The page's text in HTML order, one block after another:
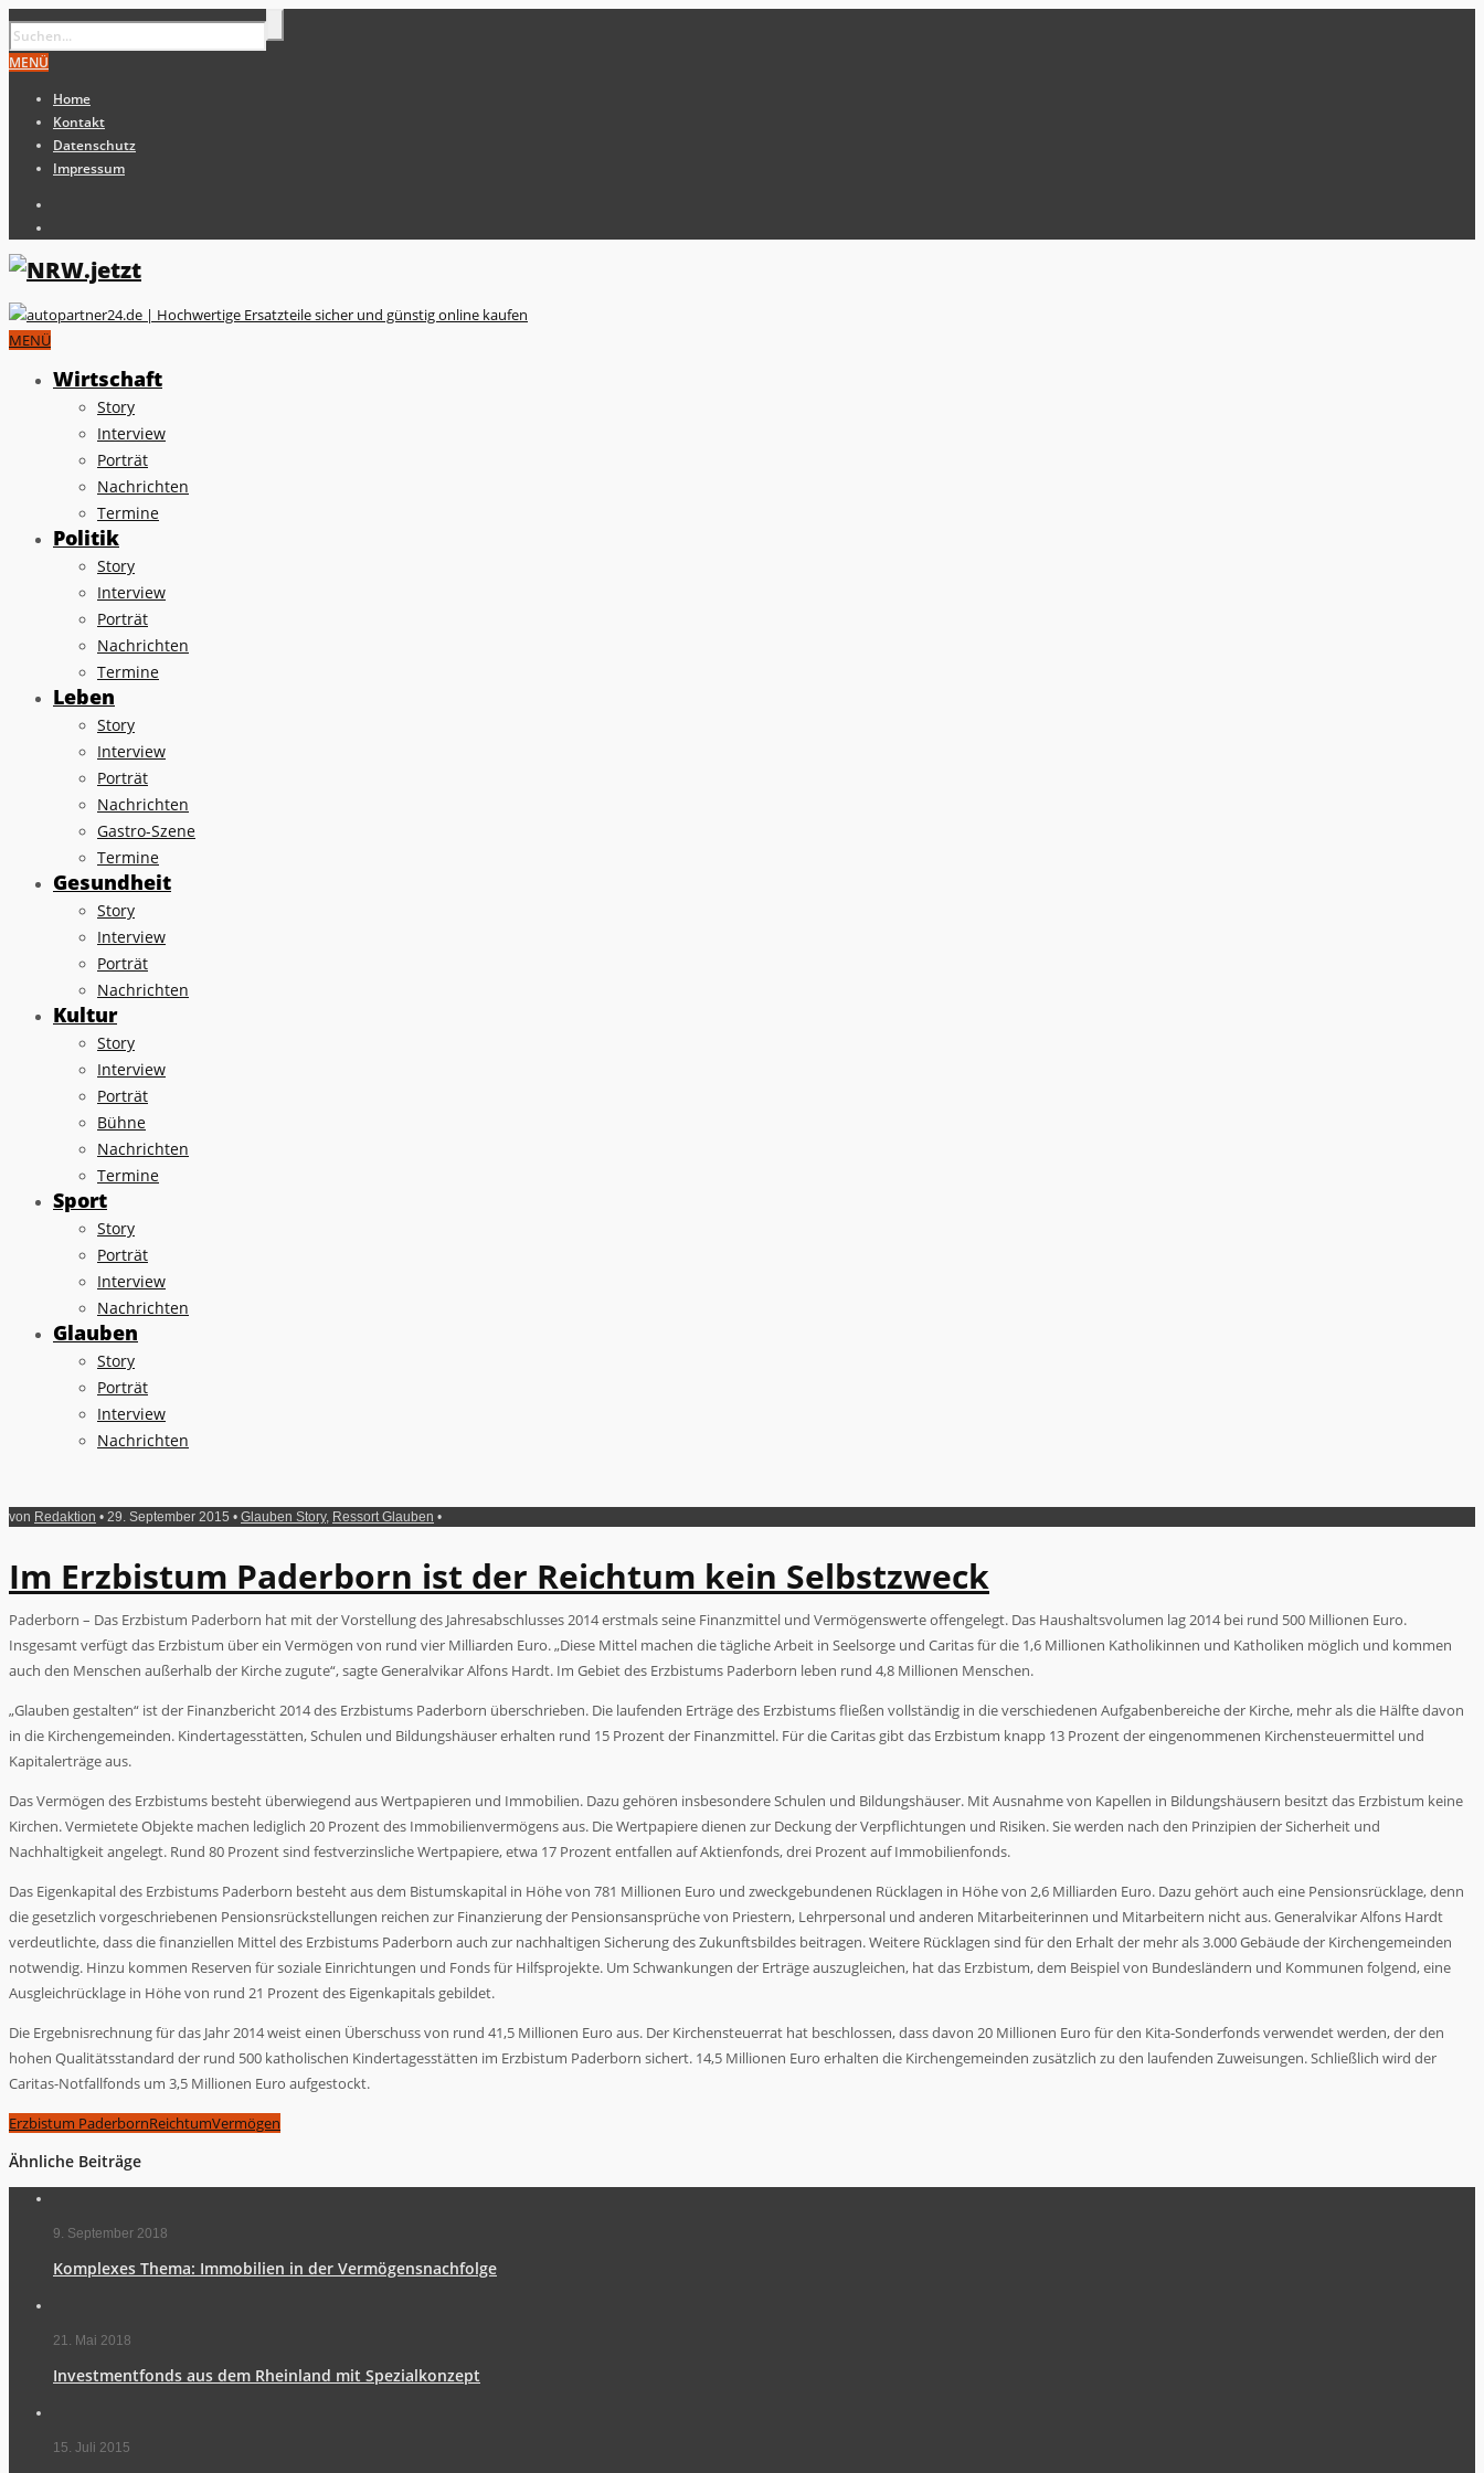
MENÜ
Home
Kontakt
Datenschutz
Impressum
MENÜ
Wirtschaft
Story
Interview
Porträt
Nachrichten
Termine
Politik
Story
Interview
Porträt
Nachrichten
Termine
Leben
Story
Interview
Porträt
Nachrichten
Gastro-Szene
Termine
Gesundheit
Story
Interview
Porträt
Nachrichten
Kultur
Story
Interview
Porträt
Bühne
Nachrichten
Termine
Sport
Story
Porträt
Interview
Nachrichten
Glauben
Story
Porträt
Interview
Nachrichten
von Redaktion • 29. September 2015 • Glauben Story, Ressort Glauben •
Im Erzbistum Paderborn ist der Reichtum kein Selbstzweck
Paderborn – Das Erzbistum Paderborn hat mit der Vorstellung des Jahresabschlusses 2014 erstmals seine Finanzmittel und Vermögenswerte offengelegt. Das Haushaltsvolumen lag 2014 bei rund 500 Millionen Euro.
Insgesamt verfügt das Erzbistum über ein Vermögen von rund vier Milliarden Euro. „Diese Mittel machen die tägliche Arbeit in Seelsorge und Caritas für die 1,6 Millionen Katholikinnen und Katholiken möglich und kommen
auch den Menschen außerhalb der Kirche zugute“, sagte Generalvikar Alfons Hardt. Im Gebiet des Erzbistums Paderborn leben rund 4,8 Millionen Menschen.
„Glauben gestalten“ ist der Finanzbericht 2014 des Erzbistums Paderborn überschrieben. Die laufenden Erträge des Erzbistums fließen vollständig in die verschiedenen Aufgabenbereiche der Kirche, mehr als die Hälfte davon
in die Kirchengemeinden. Kindertagesstätten, Schulen und Bildungshäuser erhalten rund 15 Prozent der Finanzmittel. Für die Caritas gibt das Erzbistum knapp 13 Prozent der eingenommenen Kirchensteuermittel und
Kapitalerträge aus.
Das Vermögen des Erzbistums besteht überwiegend aus Wertpapieren und Immobilien. Dazu gehören insbesondere Schulen und Bildungshäuser. Mit Ausnahme von Kapellen in Bildungshäusern besitzt das Erzbistum keine
Kirchen. Vermietete Objekte machen lediglich 20 Prozent des Immobilienvermögens aus. Die Wertpapiere dienen zur Deckung der Verpflichtungen und Risiken. Sie werden nach den Prinzipien der Sicherheit und
Nachhaltigkeit angelegt. Rund 80 Prozent sind festverzinsliche Wertpapiere, etwa 17 Prozent entfallen auf Aktienfonds, drei Prozent auf Immobilienfonds.
Das Eigenkapital des Erzbistums Paderborn besteht aus dem Bistumskapital in Höhe von 781 Millionen Euro und zweckgebundenen Rücklagen in Höhe von 2,6 Milliarden Euro. Dazu gehört auch eine Pensionsrücklage, denn
die gesetzlich vorgeschriebenen Pensionsrückstellungen reichen zur Finanzierung der Pensionsansprüche von Priestern, Lehrpersonal und anderen Mitarbeiterinnen und Mitarbeitern nicht aus. Generalvikar Alfons Hardt
verdeutlichte, dass die finanziellen Mittel des Erzbistums Paderborn auch zur nachhaltigen Sicherung des Zukunftsbildes beitragen. Weitere Rücklagen sind für den Erhalt der mehr als 3.000 Gebäude der Kirchengemeinden
notwendig. Hinzu kommen Reserven für soziale Einrichtungen und Fonds für Hilfsprojekte. Um Schwankungen der Erträge auszugleichen, hat das Erzbistum, dem Beispiel von Bundesländern und Kommunen folgend, eine
Ausgleichrücklage in Höhe von rund 21 Prozent des Eigenkapitals gebildet.
Die Ergebnisrechnung für das Jahr 2014 weist einen Überschuss von rund 41,5 Millionen Euro aus. Der Kirchensteuerrat hat beschlossen, dass davon 20 Millionen Euro für den Kita-Sonderfonds verwendet werden, der den
hohen Qualitätsstandard der rund 500 katholischen Kindertagesstätten im Erzbistum Paderborn sichert. 14,5 Millionen Euro erhalten die Kirchengemeinden zusätzlich zu den laufenden Zuweisungen. Schließlich wird der
Caritas-Notfallfonds um 3,5 Millionen Euro aufgestockt.
Erzbistum PaderbornReichtumVermögen
Ähnliche Beiträge
9. September 2018
Komplexes Thema: Immobilien in der Vermögensnachfolge
21. Mai 2018
Investmentfonds aus dem Rheinland mit Spezialkonzept
15. Juli 2015